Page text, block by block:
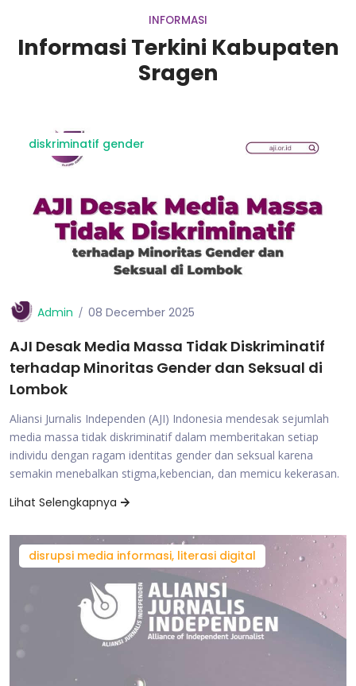
INFORMASI
Informasi Terkini Kabupaten
Sragen
diskriminatif gender
Admin 08 December 2025
AJI Desak Media Massa Tidak Diskriminatif
terhadap Minoritas Gender dan Seksual di
Lombok
Aliansi Jurnalis Independen (AJI) Indonesia mendesak sejumlah
media massa tidak diskriminatif dalam memberitakan setiap
individu dengan ragam identitas gender dan seksual karena
semakin menebalkan stigma,kebencian, dan memicu kekerasan.
Lihat Selengkapnya
disrupsi media informasi, literasi digital